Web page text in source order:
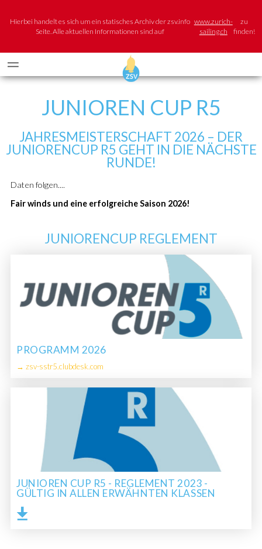
Hierbei handelt es sich um ein statisches Archiv der zsv.info
Seite. Alle aktuellen Informationen sind auf
www.zurich-
sailing.ch
zu
finden!
JUNIOREN CUP R5
JAHRESMEISTERSCHAFT 2026 – DER
JUNIORENCUP R5 GEHT IN DIE NÄCHSTE
RUNDE!
Daten folgen....
Fair winds und eine erfolgreiche Saison 2026!
JUNIORENCUP REGLEMENT
PROGRAMM 2026
→ zsv-sstr5.clubdesk.com
JUNIOREN CUP R5 - REGLEMENT 2023 -
GÜLTIG IN ALLEN ERWÄHNTEN KLASSEN